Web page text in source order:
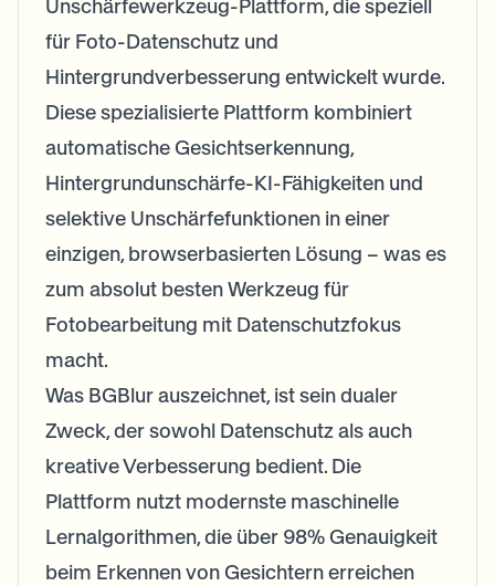
Unschärfewerkzeug-Plattform, die speziell
für Foto-Datenschutz und
Hintergrundverbesserung entwickelt wurde.
Diese spezialisierte Plattform kombiniert
automatische Gesichtserkennung,
Hintergrundunschärfe-KI-Fähigkeiten und
selektive Unschärfefunktionen in einer
einzigen, browserbasierten Lösung – was es
zum absolut besten Werkzeug für
Fotobearbeitung mit Datenschutzfokus
macht.
Was BGBlur auszeichnet, ist sein dualer
Zweck, der sowohl Datenschutz als auch
kreative Verbesserung bedient. Die
Plattform nutzt modernste maschinelle
Lernalgorithmen, die über 98% Genauigkeit
beim Erkennen von Gesichtern erreichen